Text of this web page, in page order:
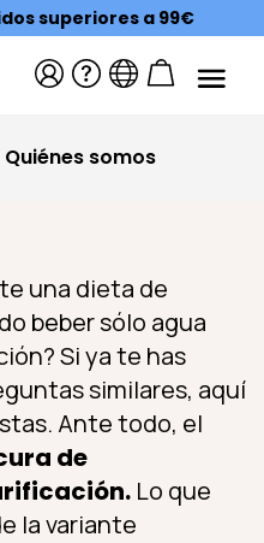
superiores a 99€
Quiénes somos
una dieta de
beber sólo agua
Si ya te has
similares, aquí
Ante todo, el
de
Lo que
la variante